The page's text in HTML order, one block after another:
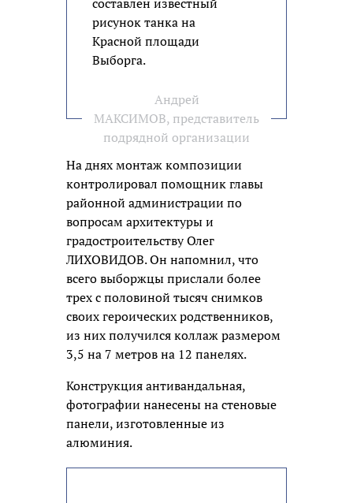
рисунок танка на
Красной площади
Выборга.
Андрей
МАКСИМОВ, представитель
подрядной организации
На днях монтаж композиции
контролировал помощник главы
районной администрации по
вопросам архитектуры и
градостроительству Олег
ЛИХОВИДОВ. Он напомнил, что
всего выборжцы прислали более
трех с половиной тысяч снимков
своих героических родственников,
из них получился коллаж размером
3,5 на 7 метров на 12 панелях.
Конструкция антивандальная,
фотографии нанесены на стеновые
панели, изготовленные из
алюминия.